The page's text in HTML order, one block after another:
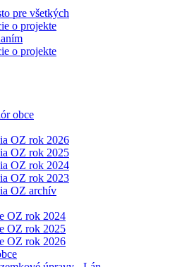
pre všetkých
o projekte
o projekte
obce
OZ rok 2026
OZ rok 2025
OZ rok 2024
OZ rok 2023
OZ archív
OZ rok 2024
OZ rok 2025
OZ rok 2026